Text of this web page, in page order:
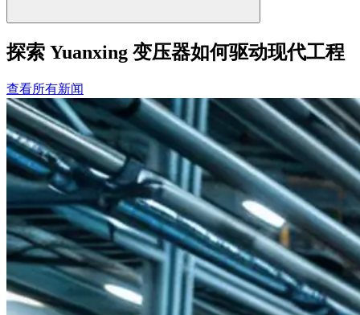
探索 Yuanxing 变压器如何驱动现代工程
查看所有新闻